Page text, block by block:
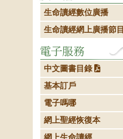
生命讀經數位廣播
生命讀經網上廣播節目
中文圖書目錄
基本訂戶
電子嗎哪
網上聖經恢復本
網上生命讀經